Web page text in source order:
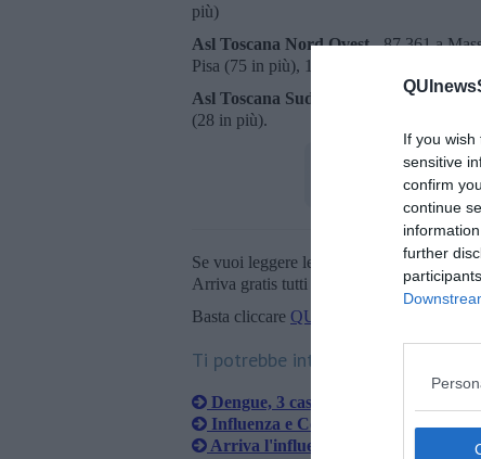
If you
sensitive
confirm
continue
further
più)
Asl Toscana Nord Ovest- 87.361 a
Pisa (75 in più), 153.877 a Livorno (51 in
Asl Toscana Sud Est
- 150.869 ad
(28 in più).
Se vuoi leggere le notizie principali della
Arriva gratis tutti i giorni alle 20:00
Basta cliccare QUI
Ti potrebbe interessare anche:
Dengue, 3 casi in famiglia dopo un
Influenza e Covid, vaccinazioni al
Arriva l'influenza, ecco quando è